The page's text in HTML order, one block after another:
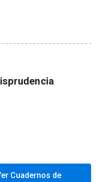
Cuadernos de